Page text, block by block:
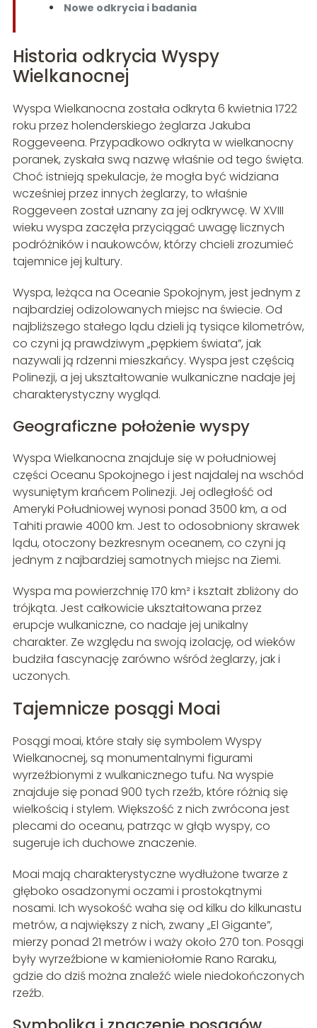
Nowe odkrycia i badania
Historia odkrycia Wyspy
Wielkanocnej
Wyspa Wielkanocna została odkryta 6 kwietnia 1722
roku przez holenderskiego żeglarza Jakuba
Roggeveena. Przypadkowo odkryta w wielkanocny
poranek, zyskała swą nazwę właśnie od tego święta.
Choć istnieją spekulacje, że mogła być widziana
wcześniej przez innych żeglarzy, to właśnie
Roggeveen został uznany za jej odkrywcę. W XVIII
wieku wyspa zaczęła przyciągać uwagę licznych
podróżników i naukowców, którzy chcieli zrozumieć
tajemnice jej kultury.
Wyspa, leżąca na Oceanie Spokojnym, jest jednym z
najbardziej odizolowanych miejsc na świecie. Od
najbliższego stałego lądu dzieli ją tysiące kilometrów,
co czyni ją prawdziwym „pępkiem świata”, jak
nazywali ją rdzenni mieszkańcy. Wyspa jest częścią
Polinezji, a jej ukształtowanie wulkaniczne nadaje jej
charakterystyczny wygląd.
Geograficzne położenie wyspy
Wyspa Wielkanocna znajduje się w południowej
części Oceanu Spokojnego i jest najdalej na wschód
wysuniętym krańcem Polinezji. Jej odległość od
Ameryki Południowej wynosi ponad 3500 km, a od
Tahiti prawie 4000 km. Jest to odosobniony skrawek
lądu, otoczony bezkresnym oceanem, co czyni ją
jednym z najbardziej samotnych miejsc na Ziemi.
Wyspa ma powierzchnię 170 km² i kształt zbliżony do
trójkąta. Jest całkowicie ukształtowana przez
erupcje wulkaniczne, co nadaje jej unikalny
charakter. Ze względu na swoją izolację, od wieków
budziła fascynację zarówno wśród żeglarzy, jak i
uczonych.
Tajemnicze posągi Moai
Posągi moai, które stały się symbolem Wyspy
Wielkanocnej, są monumentalnymi figurami
wyrzeźbionymi z wulkanicznego tufu. Na wyspie
znajduje się ponad 900 tych rzeźb, które różnią się
wielkością i stylem. Większość z nich zwrócona jest
plecami do oceanu, patrząc w głąb wyspy, co
sugeruje ich duchowe znaczenie.
Moai mają charakterystyczne wydłużone twarze z
głęboko osadzonymi oczami i prostokątnymi
nosami. Ich wysokość waha się od kilku do kilkunastu
metrów, a największy z nich, zwany „El Gigante”,
mierzy ponad 21 metrów i waży około 270 ton. Posągi
były wyrzeźbione w kamieniołomie Rano Raraku,
gdzie do dziś można znaleźć wiele niedokończonych
rzeźb.